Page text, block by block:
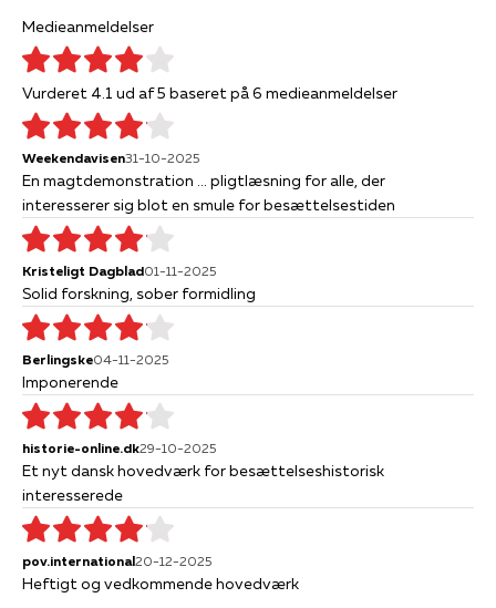
Medieanmeldelser
Vurderet 4.1 ud af 5 baseret på 6 medieanmeldelser
Weekendavisen31-10-2025
En magtdemonstration ... pligtlæsning for alle, der
interesserer sig blot en smule for besættelsestiden
Kristeligt Dagblad01-11-2025
Solid forskning, sober formidling
Berlingske04-11-2025
Imponerende
historie-online.dk29-10-2025
Et nyt dansk hovedværk for besættelseshistorisk
interesserede
pov.international20-12-2025
Heftigt og vedkommende hovedværk